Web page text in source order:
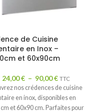
de Cuisine
en Inox –
et 60x90cm
24,00€ – 90,00€ TTC
nos crédences de cuisine
en inox, disponibles en
et 60x90 cm. Parfaites pour